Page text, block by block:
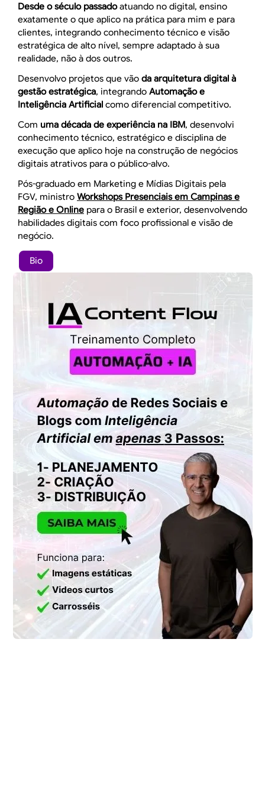
Desde o século passadoatuando no digital, ensino
exatamente o que aplico na prática para mim e para
clientes, integrando conhecimento técnico e visão
estratégica de alto nível, sempre adaptado à sua
realidade, não à dos outros.
Desenvolvo projetos que vão da arquitetura digital à
gestão estratégica, integrando Automação e
Inteligência Artificial como diferencial competitivo.
Com uma década de experiência na IBM, desenvolvi
conhecimento técnico, estratégico e disciplina de
execução que aplico hoje na construção de negócios
digitais atrativos para o público-alvo.
Pós-graduado em Marketing e Mídias Digitais pela
FGV, ministro Workshops Presenciais em Campinas e
Região e Online para o Brasil e exterior, desenvolvendo
habilidades digitais com foco profissional e visão de
negócio.
Bio